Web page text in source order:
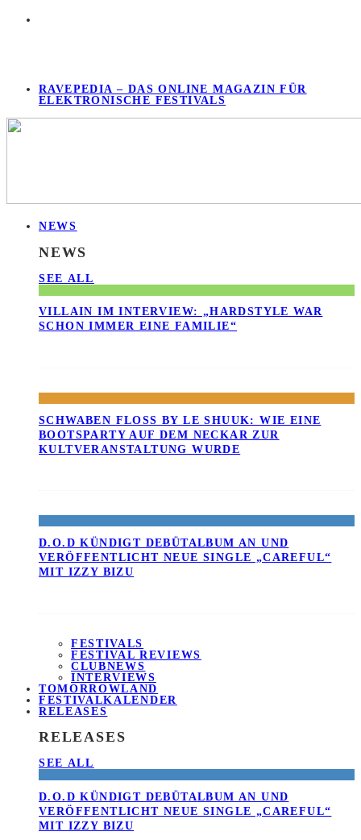
RAVEPEDIA – DAS ONLINE MAGAZIN FÜR
ELEKTRONISCHE FESTIVALS
NEWS
NEWS
SEE ALL
VILLAIN IM INTERVIEW: „HARDSTYLE WAR
SCHON IMMER EINE FAMILIE“
SCHWABEN FLOSS BY LE SHUUK: WIE EINE B
OOTSPARTY AUF DEM NECKAR ZUR K
ULTVERANSTALTUNG WURDE
D.O.D KÜNDIGT DEBÜTALBUM AN UND
VERÖFFENTLICHT NEUE SINGLE „CAREFUL“
MIT IZZY BIZU
FESTIVALS
FESTIVAL REVIEWS
CLUBNEWS
INTERVIEWS
TOMORROWLAND
FESTIVALKALENDER
RELEASES
RELEASES
SEE ALL
D.O.D KÜNDIGT DEBÜTALBUM AN UND
VERÖFFENTLICHT NEUE SINGLE „CAREFUL“
MIT IZZY BIZU